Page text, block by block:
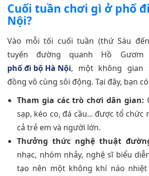
Cuối tuần chơi gì ở phố
Nội?
Vào mỗi tối cuối tuần (thứ Sáu
tuyến đường quanh Hồ
phố đi bộ Hà Nội, một không gian
đồng vô cùng sôi động. Tại đây, bạn
Tham gia các trò chơi dân gian:
sạp, kéo co, đá cầu... được tổ chức
cả trẻ em và người lớn.
Thưởng thức nghệ thuật
nhạc, nhóm nhảy, nghệ sĩ biểu
tạo nên một không khí náo nhiệt